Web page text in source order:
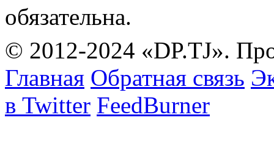
обязательна.
© 2012-2024 «DP.TJ».
Главная Обратная связь
в Twitter FeedBurner